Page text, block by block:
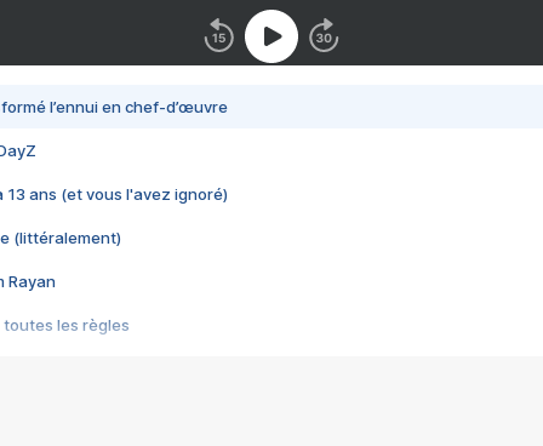
l’ennui en chef-d’œuvre
13 ans (et vous l'avez ignoré)
(littéralement)
Rayan
toutes les règles